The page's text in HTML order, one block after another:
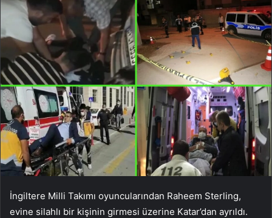
İngiltere Milli Takımı oyuncularından Raheem Sterling,
evine silahlı bir kişinin girmesi üzerine Katar’dan ayrıldı.